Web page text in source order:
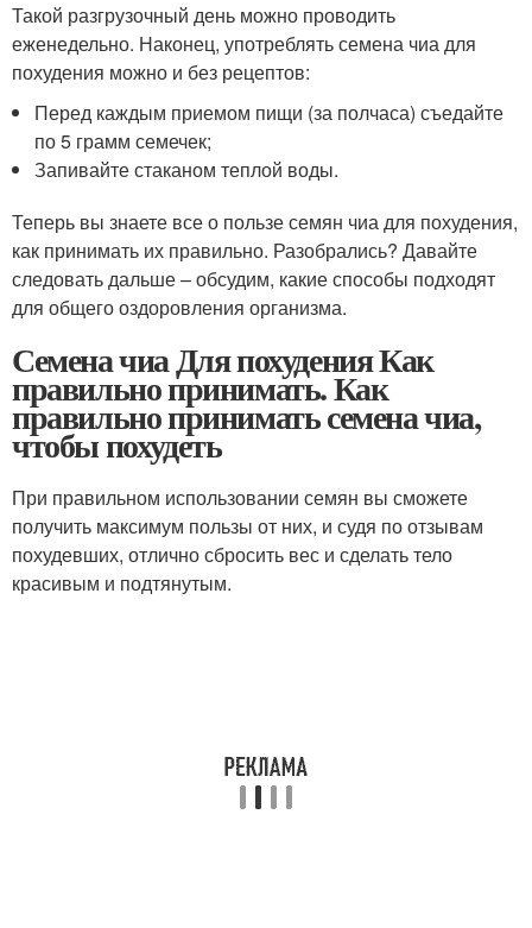
Такой разгрузочный день можно проводить
еженедельно. Наконец, употреблять семена чиа для
похудения можно и без рецептов:
Перед каждым приемом пищи (за полчаса) съедайте
по 5 грамм семечек;
Запивайте стаканом теплой воды.
Теперь вы знаете все о пользе семян чиа для похудения,
как принимать их правильно. Разобрались? Давайте
следовать дальше – обсудим, какие способы подходят
для общего оздоровления организма.
Семена чиа Для похудения Как
правильно принимать. Как
правильно принимать семена чиа,
чтобы похудеть
При правильном использовании семян вы сможете
получить максимум пользы от них, и судя по отзывам
похудевших, отлично сбросить вес и сделать тело
красивым и подтянутым.